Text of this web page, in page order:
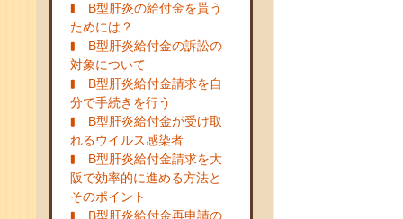
B型肝炎の給付金を貰う
ためには？
B型肝炎給付金の訴訟の
対象について
B型肝炎給付金請求を自
分で手続きを行う
B型肝炎給付金が受け取
れるウイルス感染者
B型肝炎給付金請求を大
阪で効率的に進める方法と
そのポイント
B型肝炎給付金再申請の